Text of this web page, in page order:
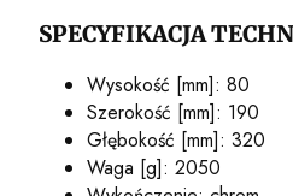
SPECYFIKACJA
Wysokość [mm]: 80
Szerokość [mm]: 190
Głębokość [mm]: 320
Waga [g]: 2050